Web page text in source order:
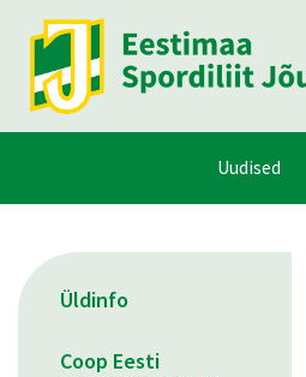
Uudised
Üldinfo
Coop Eesti